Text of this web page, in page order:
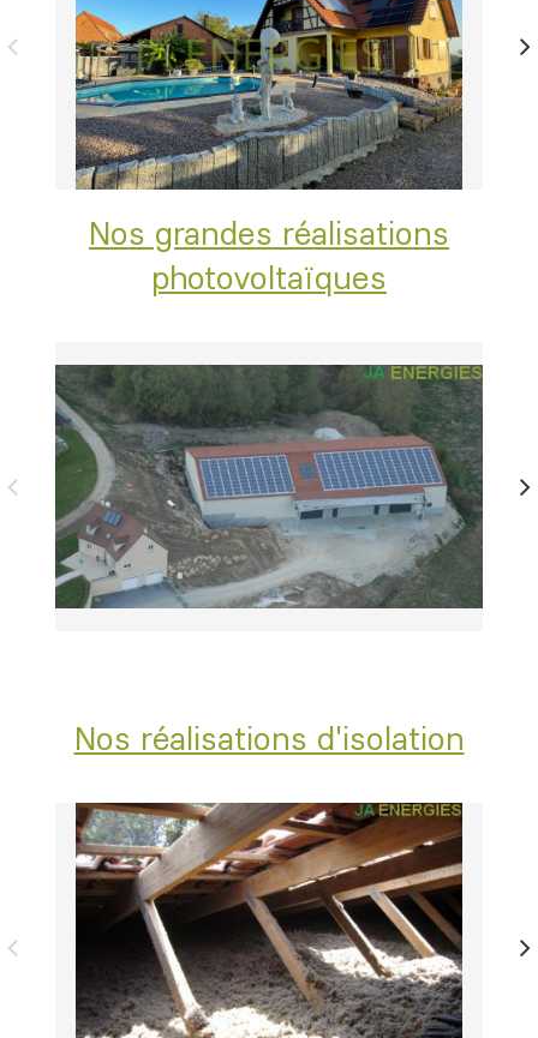
Nos grandes réalisations
photovoltaïques
Nos réalisations d'isolation